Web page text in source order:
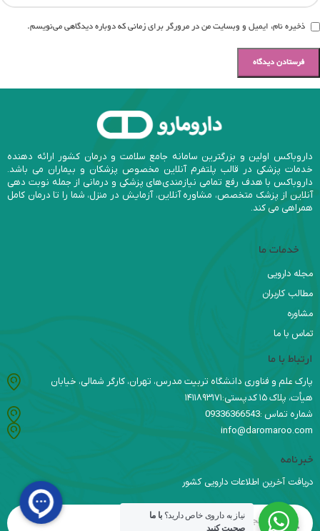
ذخیره نام، ایمیل و وبسایت من در مرورگر برای زمانی که دوباره دیدگاهی می‌نویسم.
داروباکس اولین و بزرگترین سامانه جامع سلامت و درمان کشور ارائه دهنده
خدمات پزشکی در قالب پلتفرم آنلاین مخصوص پزشکان و بیماران می باشد.
داروباکس با هدف رفع تمامی نیازمندی‌های پزشکی و درمانی از جمله نوبت دهی
آنلاین از پزشک متخصص، مشاوره آنلاین، آزمایش در منزل، شما را تا درمان کامل
همراهی می کند.
خدمات ما
مجله دارویی
مطالب کاربران
مشاوره
تماس با ما
ارتباط با ما
پارک علم و فناوری دانشگاه تربیت مدرس، تهران، کارگر شمالی، خیابان
هیأت، پلاک ۱۵ کدپستی:۱۴۱۱۸۹۳۱۷۱
شماره تماس :09336366543
info@daromaroo.com
خبرنامه
دریافت آخرین اطلاعات دارویی کشور
نیاز به داروی خاص دارید؟ با ما
صحبت کنید